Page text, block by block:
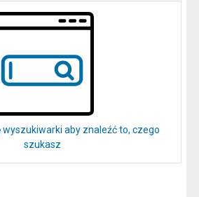
aby znaleźć to, czego
szukasz